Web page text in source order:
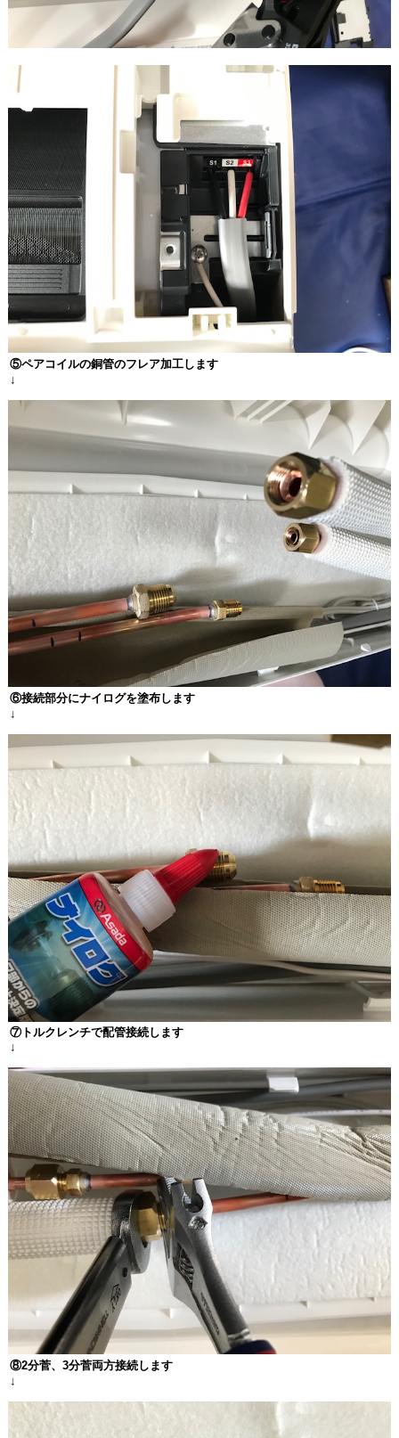
⑤ペアコイルの銅管のフレア加工します
↓
⑥接続部分にナイログを塗布します
↓
⑦トルクレンチで配管接続します
↓
⑧2分菅、3分菅両方接続します
↓